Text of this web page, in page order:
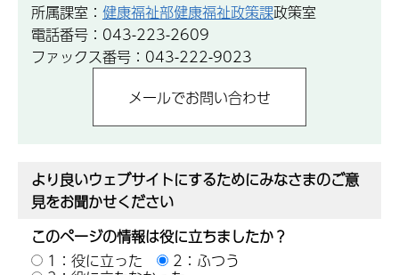
所属課室： 健康福祉部健康福祉政策課政策室
電話番号：043-223-2609
ファックス番号：043-222-9023
より良いウェブサイトにするためにみなさまのご意
見をお聞かせください
このページの情報は役に立ちましたか？
1：役に立った
2：ふつう